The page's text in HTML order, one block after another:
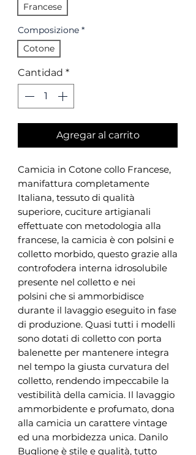
Francese
Composizione *
Cotone
Cantidad *
Agregar al carrito
Camicia in Cotone collo Francese,
manifattura completamente
Italiana, tessuto di qualità
superiore, cuciture artigianali
effettuate con metodologia alla
francese, la camicia è con polsini e
colletto morbido, questo grazie alla
controfodera interna idrosolubile
presente nel colletto e nei
polsini che si ammorbidisce
durante il lavaggio eseguito in fase
di produzione. Quasi tutti i modelli
sono dotati di colletto con porta
balenette per mantenere integra
nel tempo la giusta curvatura del
colletto, rendendo impeccabile la
vestibilità della camicia. Il lavaggio
ammorbidente e profumato, dona
alla camicia un carattere vintage
ed una morbidezza unica. Danilo
Buglione è stile e qualità, tutto